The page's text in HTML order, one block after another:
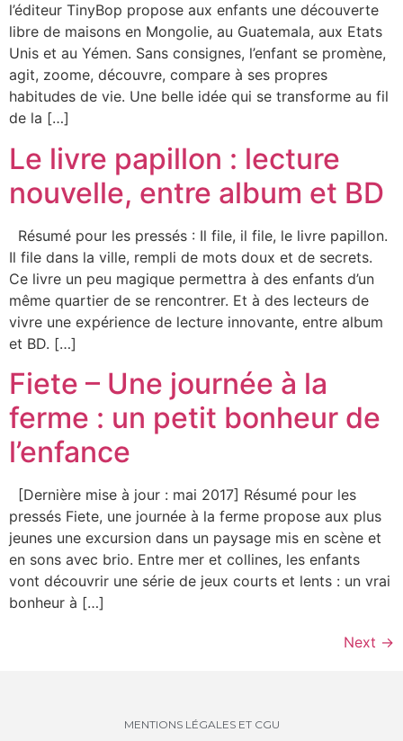
l’éditeur TinyBop propose aux enfants une découverte
libre de maisons en Mongolie, au Guatemala, aux Etats
Unis et au Yémen. Sans consignes, l’enfant se promène,
agit, zoome, découvre, compare à ses propres
habitudes de vie. Une belle idée qui se transforme au fil
de la […]
Le livre papillon : lecture
nouvelle, entre album et BD
Résumé pour les pressés : Il file, il file, le livre papillon.
Il file dans la ville, rempli de mots doux et de secrets.
Ce livre un peu magique permettra à des enfants d’un
même quartier de se rencontrer. Et à des lecteurs de
vivre une expérience de lecture innovante, entre album
et BD. […]
Fiete – Une journée à la
ferme : un petit bonheur de
l’enfance
[Dernière mise à jour : mai 2017] Résumé pour les
pressés Fiete, une journée à la ferme propose aux plus
jeunes une excursion dans un paysage mis en scène et
en sons avec brio. Entre mer et collines, les enfants
vont découvrir une série de jeux courts et lents : un vrai
bonheur à […]
Next →
MENTIONS LÉGALES ET CGU